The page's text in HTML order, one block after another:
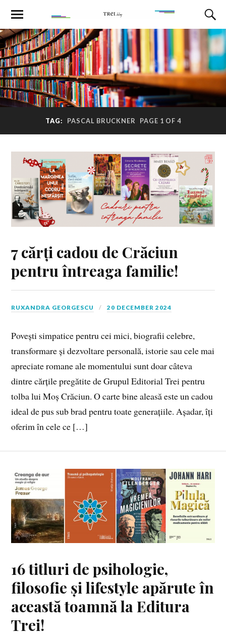
TAG: PASCAL BRUCKNER PAGE 1 OF 4
7 cărți cadou de Crăciun
pentru întreaga familie!
RUXANDRA GEORGESCU 20 DECEMBER 2024
Povești simpatice pentru cei mici, biografii celebre,
transformare și dezvoltare personală, istorie sau cele mai
apreciate romane ale momentului sunt doar câteva
dintre cărțile pregătite de Grupul Editorial Trei pentru
tolba lui Moș Crăciun. O carte bine aleasă este un cadou
ideal de pus sub brad pentru toate generațiile. Așadar, îți
oferim în cele ce […]
16 titluri de psihologie,
filosofie și lifestyle apărute în
această toamnă la Editura
Trei!